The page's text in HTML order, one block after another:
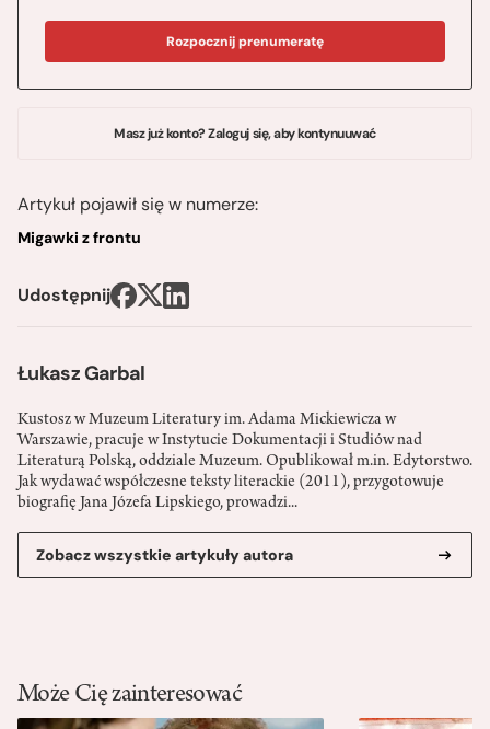
Łukasz Garbal
Kustosz w Muzeum Literatury im. Adama Mickiewicza w
Warszawie, pracuje w Instytucie Dokumentacji i Studiów nad
Literaturą Polską, oddziale Muzeum. Opublikował m.in. Edytorstwo.
Jak wydawać współczesne teksty literackie (2011), przygotowuje
biografię Jana Józefa Lipskiego, prowadzi...
Zobacz wszystkie artykuły autora
Rozpocznij prenumeratę
Masz już konto? Zaloguj się, aby kontynuuwać
Artykuł pojawił się w numerze:
Migawki z frontu
Udostępnij
Może Cię zainteresować